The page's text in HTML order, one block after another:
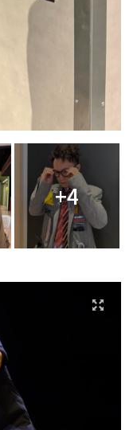
+4